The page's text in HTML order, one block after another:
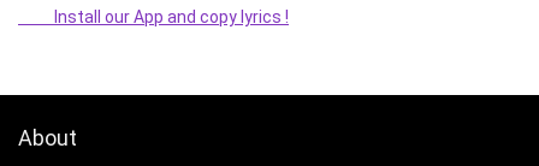
Install our App and copy lyrics !
About